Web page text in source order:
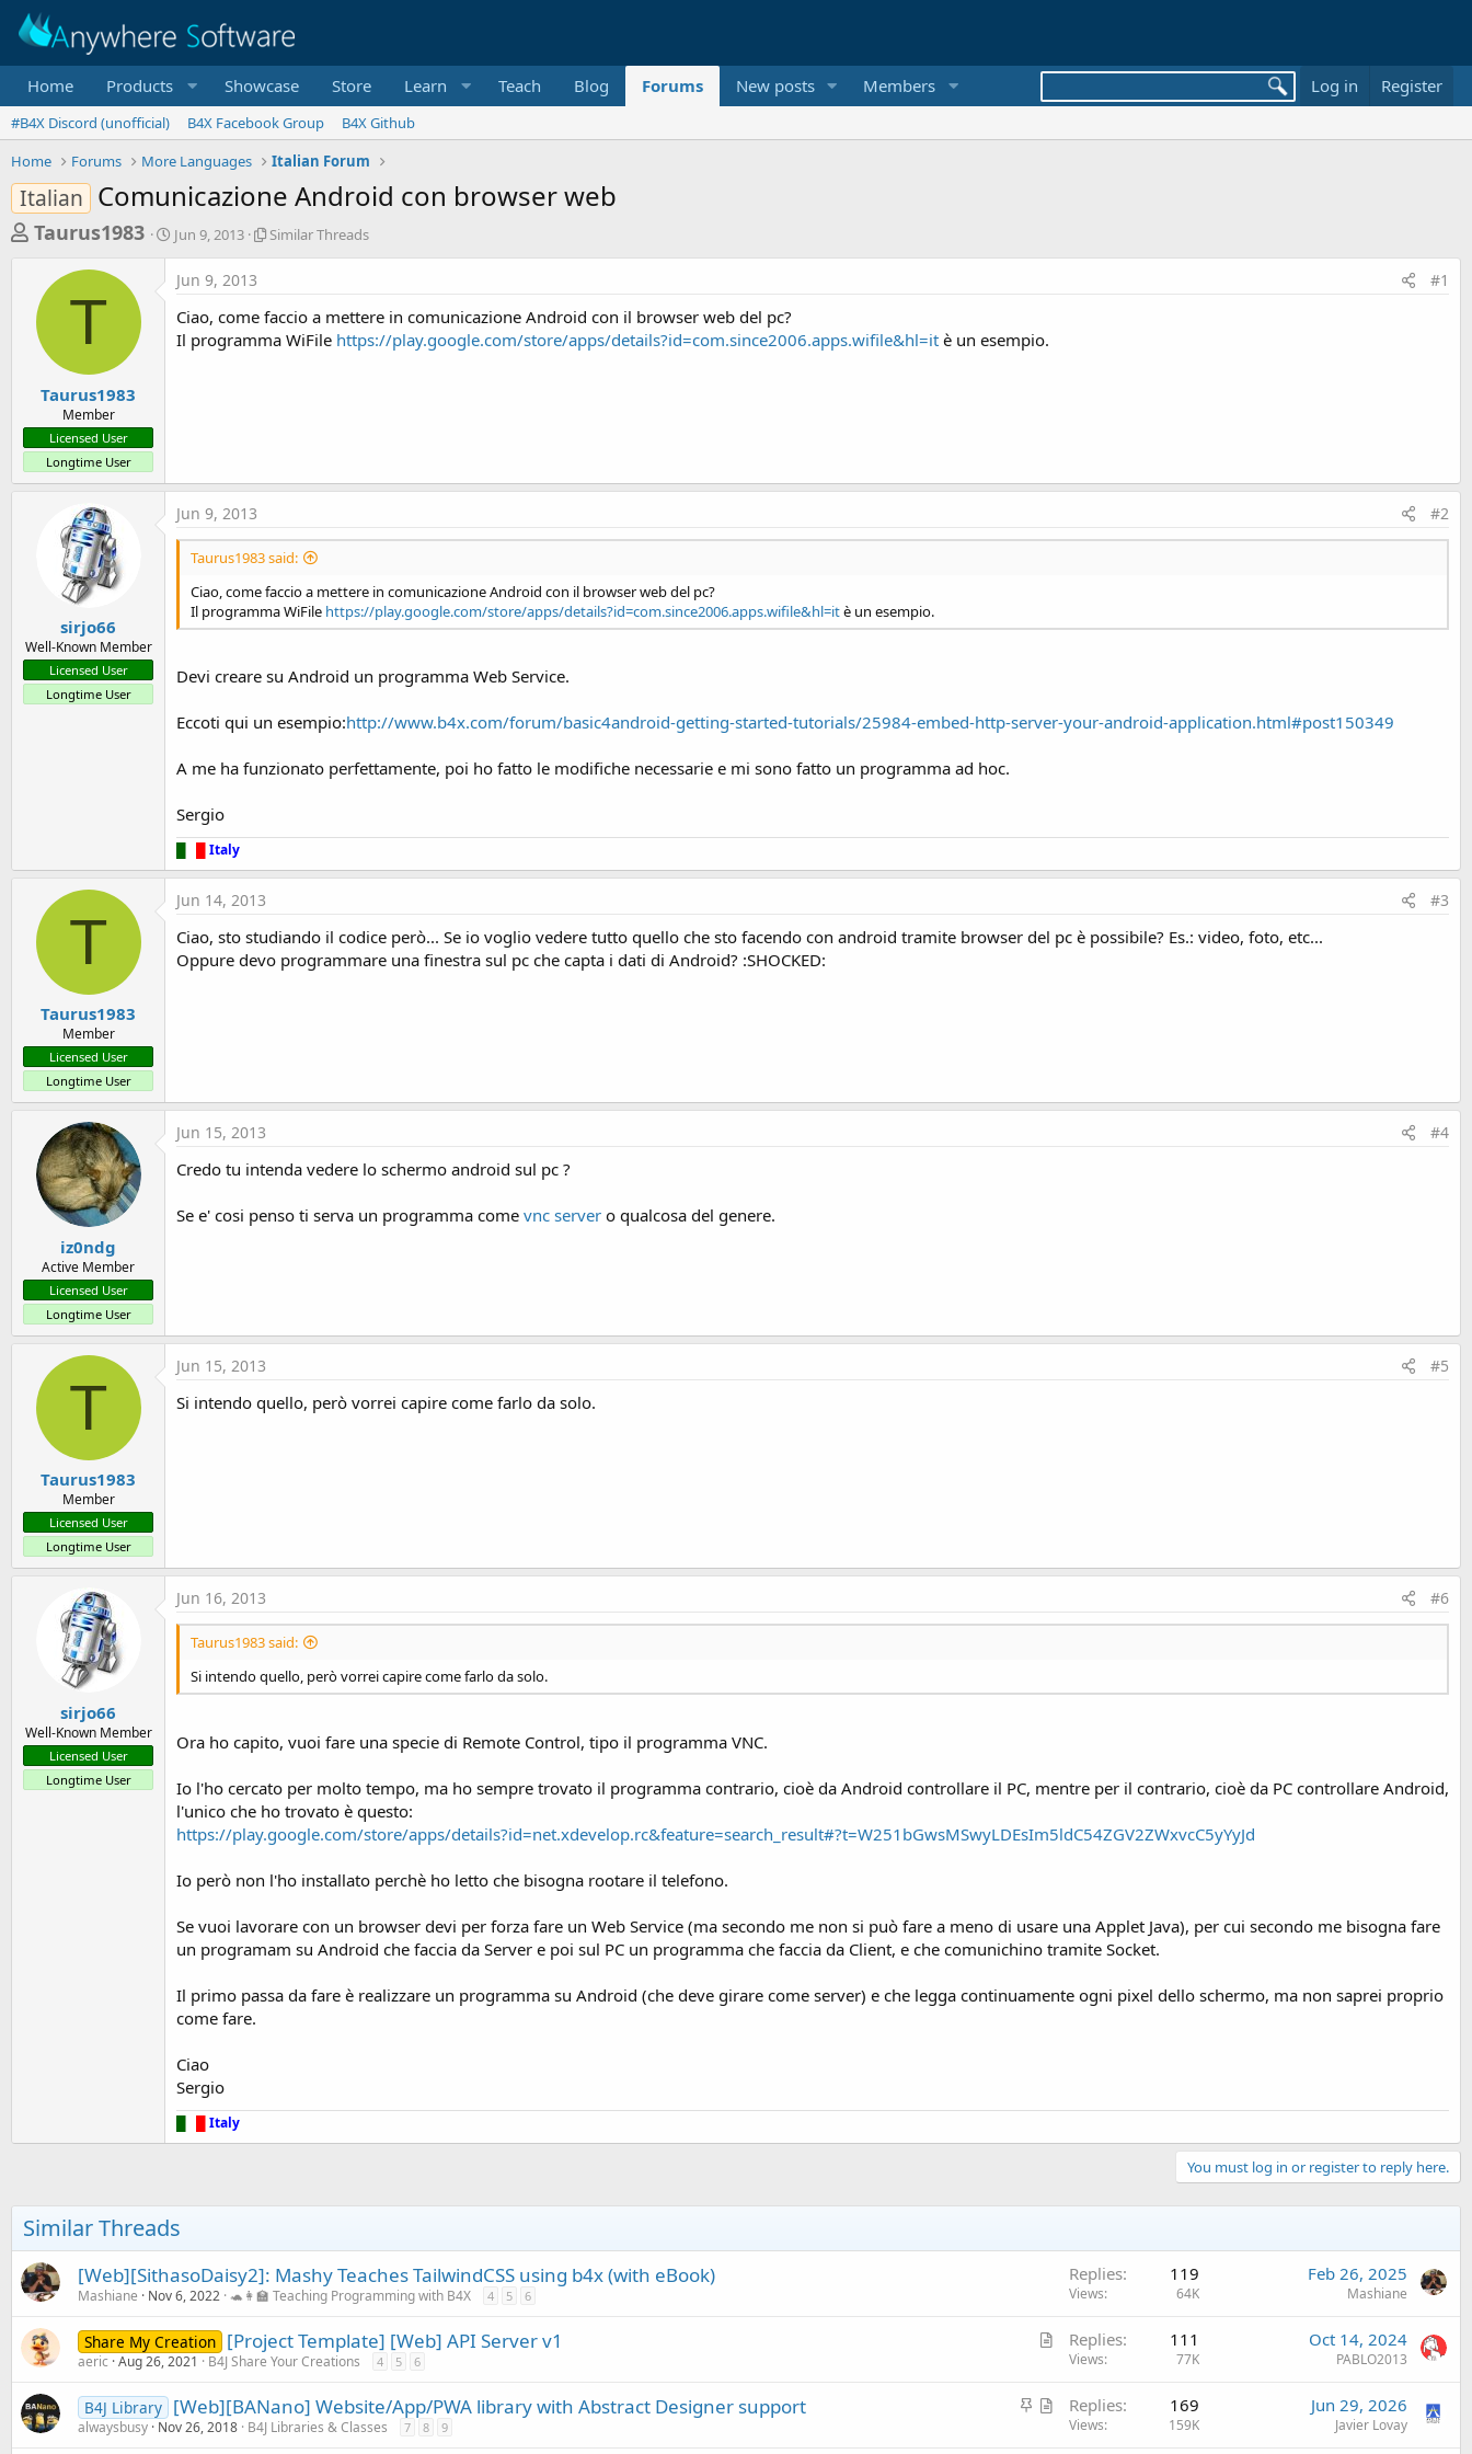
Home Products Showcase Store Learn Teach Blog Forums New posts Members Log in Register
#B4X Discord (unofficial) B4X Facebook Group
B4X Github
Home
Forums More Languages Italian Forum
Italian Comunicazione Android con browser web
T
e
a
s
t
a
r
Taurus1983
S
t
r
d
a
Jun 9, 2013
S
l
a
r
s
Similar Threads
T
Taurus1983
Member
Licensed User
Longtime User
Jun 9, 2013 #1
Ciao, come faccio a mettere in comunicazione Android con il browser web del pc?
Il programma WiFile https://play.google.com/store/apps/details?id=com.since2006.apps.wifile&hl=it è un esempio.
sirjo66
Well-Known Member
Licensed User
Longtime User
Jun 9, 2013 #2
Taurus1983 said:
Ciao, come faccio a mettere in comunicazione Android con il browser web del pc?
Il programma WiFile https://play.google.com/store/apps/details?id=com.since2006.apps.wifile&hl=itè un esempio.
Devi creare su Android un programma Web Service.
Eccoti qui un esempio:http://www.b4x.com/forum/basic4android-getting-started-tutorials/25984-embed-http-server-your-android-application.html#post150349
A me ha funzionato perfettamente, poi ho fatto le modifiche necessarie e mi sono fatto un programma ad hoc.
Sergio
Italy
T
Taurus1983
Member
Licensed User
Longtime User
Jun 14, 2013 #3
Ciao, sto studiando il codice però... Se io voglio vedere tutto quello che sto facendo con android tramite browser del pc è possibile? Es.: video, foto, etc...
Oppure devo programmare una finestra sul pc che capta i dati di Android? :SHOCKED:
iz0ndg
Active Member
Licensed User
Longtime User
Jun 15, 2013 #4
Credo tu intenda vedere lo schermo android sul pc ?
Se e' cosi penso ti serva un programma come vnc server o qualcosa del genere.
T
Taurus1983
Member
Licensed User
Longtime User
Jun 15, 2013 #5
Si intendo quello, però vorrei capire come farlo da solo.
sirjo66
Well-Known Member
Licensed User
Longtime User
Jun 16, 2013 #6
Taurus1983 said:
Si intendo quello, però vorrei capire come farlo da solo.
Ora ho capito, vuoi fare una specie di Remote Control, tipo il programma VNC.
Io l'ho cercato per molto tempo, ma ho sempre trovato il programma contrario, cioè da Android controllare il PC, mentre per il contrario, cioè da PC controllare Android,
l'unico che ho trovato è questo:
https://play.google.com/store/apps/details?id=net.xdevelop.rc&feature=search_result#?t=W251bGwsMSwyLDEsIm5ldC54ZGV2ZWxvcC5yYyJd
Io però non l'ho installato perchè ho letto che bisogna rootare il telefono.
Se vuoi lavorare con un browser devi per forza fare un Web Service (ma secondo me non si può fare a meno di usare una Applet Java), per cui secondo me bisogna fare
un programam su Android che faccia da Server e poi sul PC un programma che faccia da Client, e che comunichino tramite Socket.
Il primo passa da fare è realizzare un programma su Android (che deve girare come server) e che legga continuamente ogni pixel dello schermo, ma non saprei proprio
come fare.
Ciao
Sergio
Italy
You must log in or register to reply here.
Similar Threads
[Web][SithasoDaisy2]: Mashy Teaches TailwindCSS using b4x (with eBook)
Mashiane Nov 6, 2022 🐢👩‍🏫 Teaching Programming with B4X 4 5 6
Replies 119
Views 64K
Feb 26, 2025
Mashiane
A
i
Share My Creation [Project Template] [Web] API Server v1
aeric Aug 26, 2021 B4J Share Your Creations 4 5 6
Replies 111
Views 77K
Oct 14, 2024
PABLO2013
S
A
B4J Library [Web][BANano] Website/App/PWA library with Abstract Designer support
alwaysbusy Nov 26, 2018 B4J Libraries & Classes 7 8 9
Replies 169
Views 159K
Jun 29, 2026
Javier Lovay